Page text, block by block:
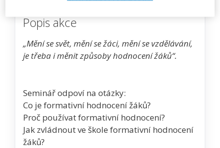
Popis akce
„Mění se svět, mění se žáci, mění se vzdělávání,
je třeba i měnit způsoby hodnocení žáků“.
Seminář odpoví na otázky:
Co je formativní hodnocení žáků?
Proč používat formativní hodnocení?
Jak zvládnout ve škole formativní hodnocení
žáků?